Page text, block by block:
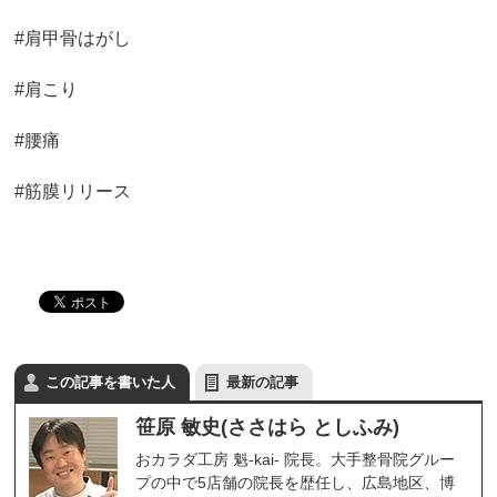
#肩甲骨はがし
#肩こり
#腰痛
#筋膜リリース
この記事を書いた人 最新の記事
笹原 敏史(ささはら としふみ)
おカラダ工房 魁-kai- 院長。大手整骨院グルー
プの中で5店舗の院長を歴任し、広島地区、博